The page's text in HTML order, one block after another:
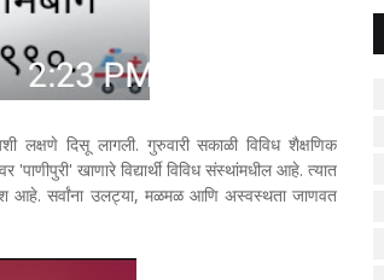
लक्षणे दिसू लागली. गुरुवारी सकाळी विविध शैक्षणिक
खाणारे विद्यार्थी विविध संस्थांमधील आहे. त्यात
आहे. सर्वांना उलट्या, मळमळ आणि अस्वस्थता जाणवत